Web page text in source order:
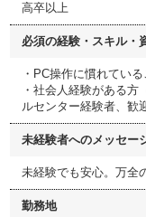
高卒以上
必須の経験・スキル・
・PC操作に慣れている
・社会人経験がある
ルセンター経験者、歓
未経験者へのメッセー
未経験でも安心。万全
勤務地